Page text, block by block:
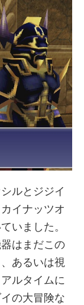
ルとジジイ
イナッツオ
いました。
はまだこの
あるいは視
ルタイムに
の大冒険な